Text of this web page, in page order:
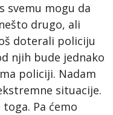
svemu mogu da
drugo, ali
doterali policiju
njih bude jednako
policiji. Nadam
situacije.
Pa ćemo